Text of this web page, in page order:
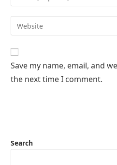
Save my name, email, and
the next time I comment.
Search